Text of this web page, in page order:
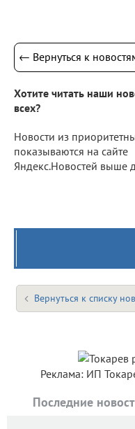
← Вернуться к
Хотите читать наши
всех?
Новости из
показываются на сайте
Яндекс.Новостей выше
Вернуться к списку
Реклама: ИП
Последние